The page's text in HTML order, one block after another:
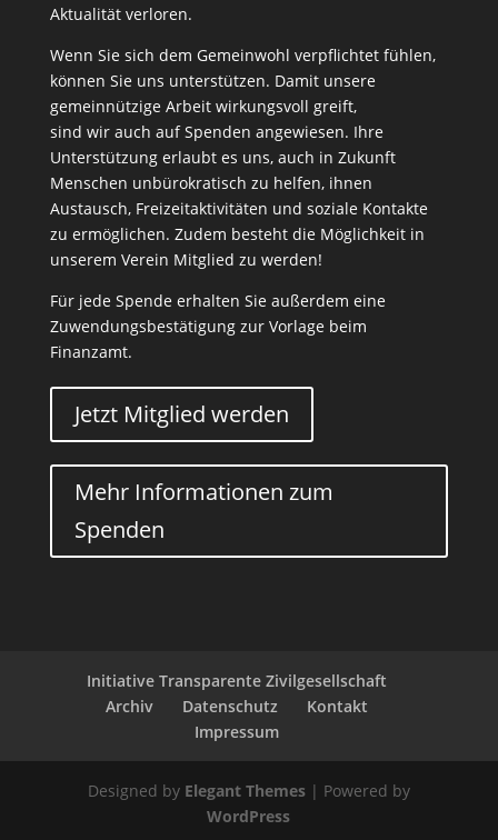
Aktualität verloren.
Wenn Sie sich dem Gemeinwohl verpflichtet fühlen,
können Sie uns unterstützen. Damit unsere
gemeinnützige Arbeit wirkungsvoll greift,
sind wir auch auf Spenden angewiesen. Ihre
Unterstützung erlaubt es uns, auch in Zukunft
Menschen unbürokratisch zu helfen, ihnen
Austausch, Freizeitaktivitäten und soziale Kontakte
zu ermöglichen. Zudem besteht die Möglichkeit in
unserem Verein Mitglied zu werden!
Für jede Spende erhalten Sie außerdem eine
Zuwendungsbestätigung zur Vorlage beim
Finanzamt.
Jetzt Mitglied werden
Mehr Informationen zum
Spenden
Initiative Transparente Zivilgesellschaft
Archiv
Datenschutz
Kontakt
Impressum
Designed by Elegant Themes| Powered by
WordPress